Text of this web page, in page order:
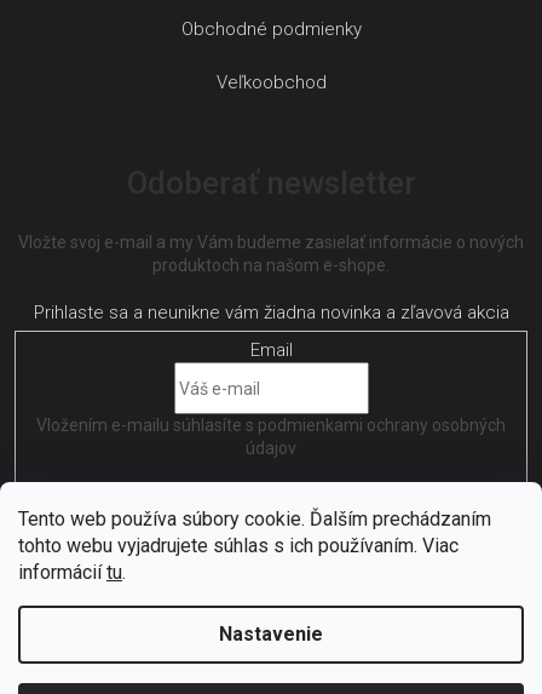
Tento web používa súbory cookie. Ďalším prechádzaním
tohto webu vyjadrujete súhlas s ich používaním. Viac
informáciítu.
Nastavenie
Obchodné podmienky
Veľkoobchod
Vložte svoj e-mail a my Vám budeme zasielať informácie o nových
produktoch na našom e-shope.
Email
Vložením e-mailu súhlasíte s podmienkami ochrany osobných
údajov
PRIHLÁSIŤ SA